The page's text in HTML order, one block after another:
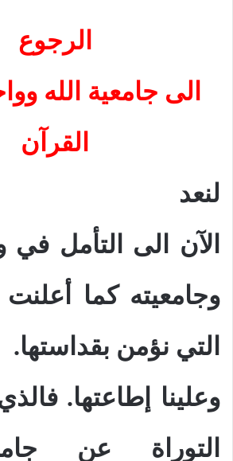
الرجوع
الى جامعية الله
القرآن
لنعد
الآن الى التأمل في
وجامعيته كما
التي نؤمن بقداستها.
وعلينا إطاعتها.
التوراة عن